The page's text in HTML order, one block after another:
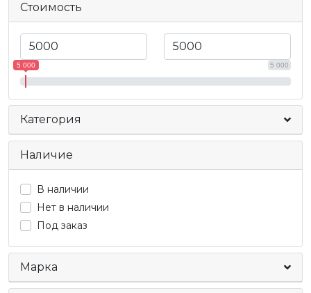
Стоимость
5 000
5 000
Наличие
В наличии
Нет в наличии
Под заказ
Марка
Категория